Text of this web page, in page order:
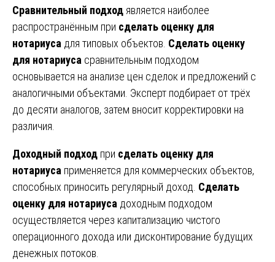
Сравнительный подход является наиболее
распространённым при сделать оценку для
нотариуса для типовых объектов. Сделать оценку
для нотариуса сравнительным подходом
основывается на анализе цен сделок и предложений с
аналогичными объектами. Эксперт подбирает от трёх
до десяти аналогов, затем вносит корректировки на
различия.
Доходный подход при сделать оценку для
нотариуса применяется для коммерческих объектов,
способных приносить регулярный доход. Сделать
оценку для нотариуса доходным подходом
осуществляется через капитализацию чистого
операционного дохода или дисконтирование будущих
денежных потоков.